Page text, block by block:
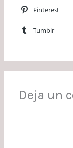
Pinterest
Tumblr
Deja un